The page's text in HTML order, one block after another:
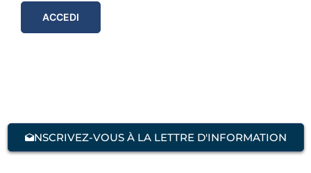
ACCEDI
NSCRIVEZ-VOUS À LA LETTRE D'INFORMATION